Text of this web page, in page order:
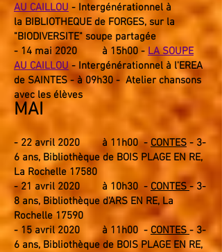
AU CAILLOU - Intergénérationnel à
la BIBLIOTHEQUE de FORGES, sur la
"BIODIVERSITE" soupe partagée
- 14 mai 2020
à 15h00 - LA SOUPE
AU CAILLOU - Intergénérationnel à l'EREA
de SAINTES - à 09h30 - Atelier chansons
avec les élèves
MAI
- 22 avril 2020 à 11h00 - CONTES - 3-
6 ans, Bibliothèque de BOIS PLAGE EN RE,
La Rochelle 17580
- 21 avril 2020 à 10h30 - CONTES- 3-
8 ans, Bibliothèque d'ARS EN RE, La
Rochelle 17590
- 15 avril 2020 à 11h00 - CONTES - 3-
6 ans, Bibliothèque de BOIS PLAGE EN RE,